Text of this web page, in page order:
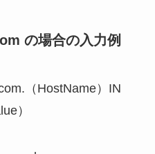
の場合の入力例
（HostName）IN
）